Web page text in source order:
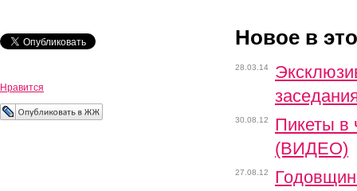
Нравится
Новое в
28.03.14
30.08.12
Пикеты в
(ВИДЕО)
27.08.12